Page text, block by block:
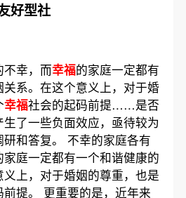
好型社
不幸，而幸福的家庭一定都有
系。在这个意义上，对于婚
幸福社会的起码前提……是否
了一些负面效应，亟待较为
和答复。 不幸的家庭各有
家庭一定都有一个和谐健康的
上，对于婚姻的尊重，也是
提。 更重要的是，近年来